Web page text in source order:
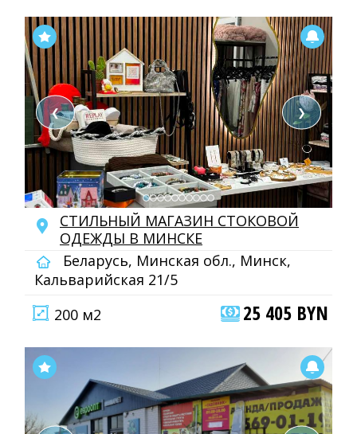
❮ ❯
СТИЛЬНЫЙ МАГАЗИН СТОКОВОЙ
ОДЕЖДЫ В МИНСКЕ
Беларусь, Минская обл., Минск,
Кальварийская 21/5
200 м2
25 405 BYN